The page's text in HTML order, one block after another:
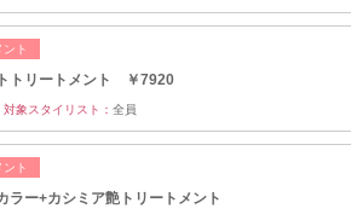
ント
トリートメント ￥7920
対象スタイリスト： 全員
ント
ラー+カシミア艶トリートメント